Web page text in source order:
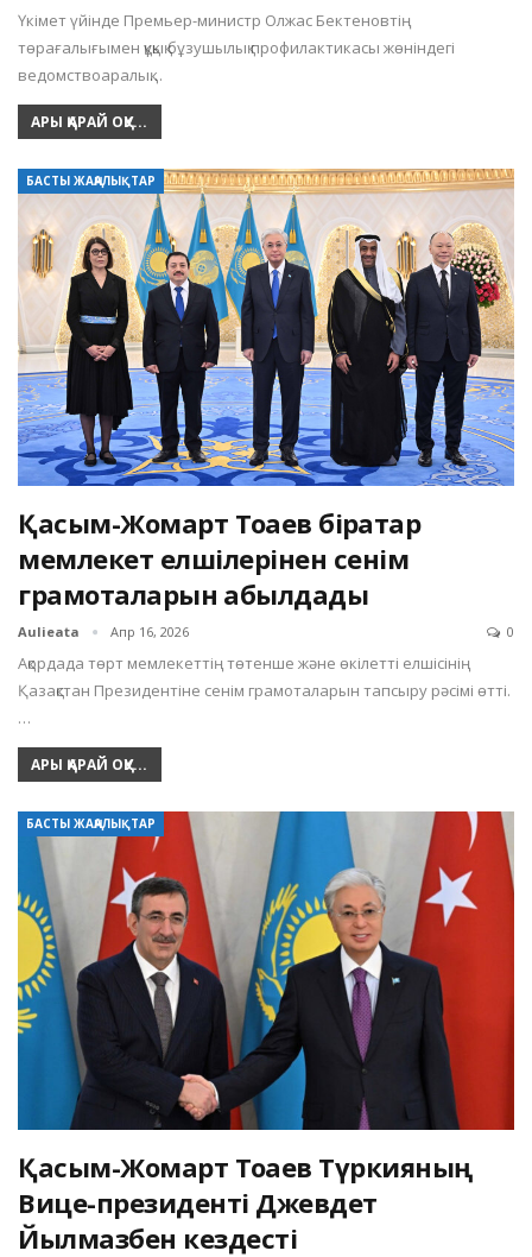
Үкімет үйінде Премьер-министр Олжас Бектеновтің
төрағалығымен құқық бұзушылық профилактикасы жөніндегі
ведомствоаралық…
АРЫ ҚАРАЙ ОҚУ...
БАСТЫ ЖАҢАЛЫҚТАР
Қасым-Жомарт Тоқаев бірқатар
мемлекет елшілерінен сенім
грамоталарын қабылдады
Aulieata Апр 16, 2026 0
Ақордада төрт мемлекеттің төтенше және өкілетті елшісінің
Қазақстан Президентіне сенім грамоталарын тапсыру рәсімі өтті.
…
АРЫ ҚАРАЙ ОҚУ...
БАСТЫ ЖАҢАЛЫҚТАР
Қасым-Жомарт Тоқаев Түркияның
Вице-президенті Джевдет
Йылмазбен кездесті